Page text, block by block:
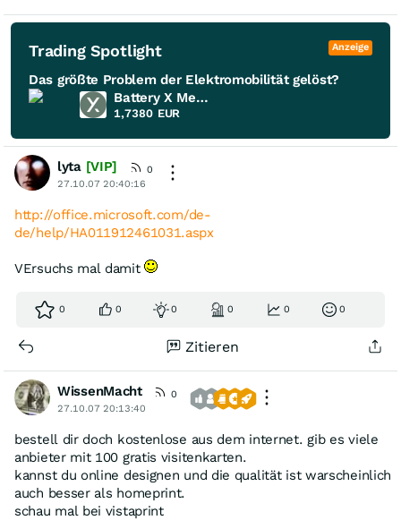
Trading Spotlight Anzeige
Das größte Problem der Elektromobilität gelöst?
Battery X Metals
1,7380 EUR
lyta[VIP]
0
27.10.07 20:40:16
http://office.microsoft.com/de-
de/help/HA011912461031.aspx
VErsuchs mal damit
0 0 0 0 0 0
Zitieren
WissenMacht
0
27.10.07 20:13:40
bestell dir doch kostenlose aus dem internet. gib es viele
anbieter mit 100 gratis visitenkarten.
kannst du online designen und die qualität ist warscheinlich
auch besser als homeprint.
schau mal bei vistaprint